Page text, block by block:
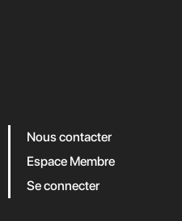
Nous contacter
Espace Membre
Se connecter